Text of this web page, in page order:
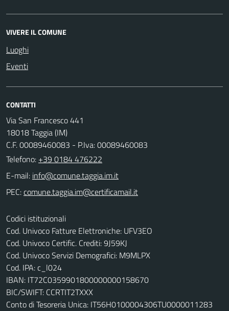
VIVERE IL COMUNE
Luoghi
Eventi
CONTATTI
Via San Francesco 441
18018 Taggia (IM)
C.F. 00089460083 - P.Iva: 00089460083
Telefono: +39 0184 476222
E-mail:
PEC:
Codici istituzionali
Cod. Univoco Fatture Elettroniche: UFV3EO
Cod. Univoco Certific. Crediti: 9J59KJ
Cod. Univoco Servizi Demografici: M9MLPX
Cod. IPA: c_l024
IBAN: IT72C0359901800000000158670
BIC/SWIFT: CCRTIT2TXXX
Conto di Tesoreria Unica: IT56H0100004306TU0000011283